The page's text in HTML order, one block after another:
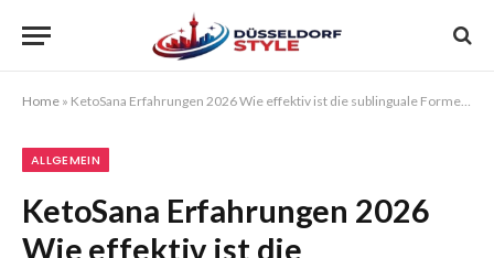
Home » KetoSana Erfahrungen 2026 Wie effektiv ist die sublinguale Formel beim Abnehmen
ALLGEMEIN
KetoSana Erfahrungen 2026
Wie effektiv ist die